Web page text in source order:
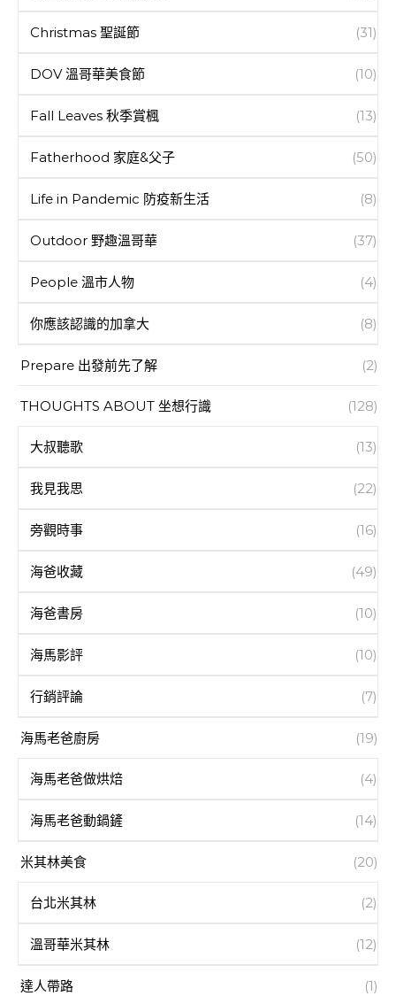
Christmas 聖誕節 (31)
DOV 溫哥華美食節 (10)
Fall Leaves 秋季賞楓 (13)
Fatherhood 家庭&父子 (50)
Life in Pandemic 防疫新生活 (8)
Outdoor 野趣溫哥華 (37)
People 溫市人物 (4)
你應該認識的加拿大 (8)
Prepare 出發前先了解 (2)
THOUGHTS ABOUT 坐想行識 (128)
大叔聽歌 (13)
我見我思 (22)
旁觀時事 (16)
海爸收藏 (49)
海爸書房 (10)
海馬影評 (10)
行銷評論 (7)
海馬老爸廚房 (19)
海馬老爸做烘焙 (4)
海馬老爸動鍋鏟 (14)
米其林美食 (20)
台北米其林 (2)
溫哥華米其林 (12)
達人帶路 (1)